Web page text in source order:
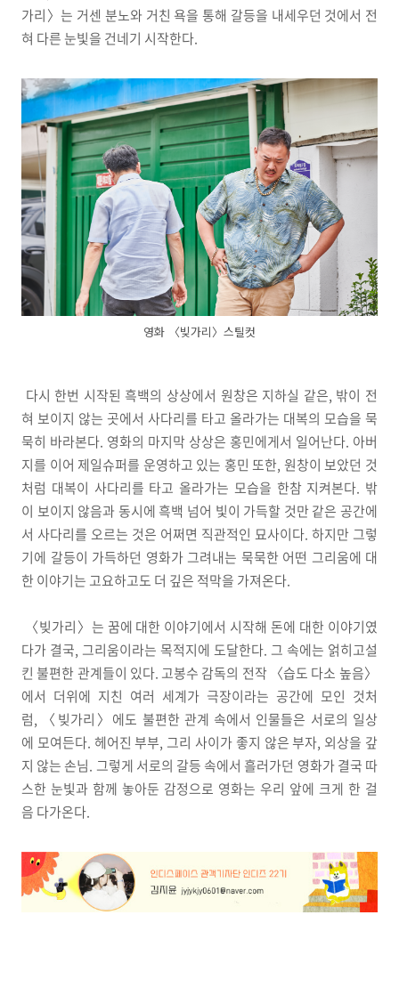
가리〉는 거센 분노와 거친 욕을 통해 갈등을 내세우던 것에서 전
혀 다른 눈빛을 건네기 시작한다.
영화 〈빚가리〉스틸컷
다시 한번 시작된 흑백의 상상에서 원창은 지하실 같은, 밖이 전
혀 보이지 않는 곳에서 사다리를 타고 올라가는 대복의 모습을 묵
묵히 바라본다. 영화의 마지막 상상은 홍민에게서 일어난다. 아버
지를 이어 제일슈퍼를 운영하고 있는 홍민 또한, 원창이 보았던 것
처럼 대복이 사다리를 타고 올라가는 모습을 한참 지켜본다. 밖
이 보이지 않음과 동시에 흑백 넘어 빛이 가득할 것만 같은 공간에
서 사다리를 오르는 것은 어쩌면 직관적인 묘사이다. 하지만 그렇
기에 갈등이 가득하던 영화가 그려내는 묵묵한 어떤 그리움에 대
한 이야기는 고요하고도 더 깊은 적막을 가져온다.
〈빚가리〉는 꿈에 대한 이야기에서 시작해 돈에 대한 이야기였
다가 결국, 그리움이라는 목적지에 도달한다. 그 속에는 얽히고설
킨 불편한 관계들이 있다. 고봉수 감독의 전작 〈습도 다소 높음〉
에서 더위에 지친 여러 세계가 극장이라는 공간에 모인 것처
럼, 〈빚가리〉에도 불편한 관계 속에서 인물들은 서로의 일상
에 모여든다. 헤어진 부부, 그리 사이가 좋지 않은 부자, 외상을 갚
지 않는 손님. 그렇게 서로의 갈등 속에서 흘러가던 영화가 결국 따
스한 눈빛과 함께 놓아둔 감정으로 영화는 우리 앞에 크게 한 걸
음 다가온다.